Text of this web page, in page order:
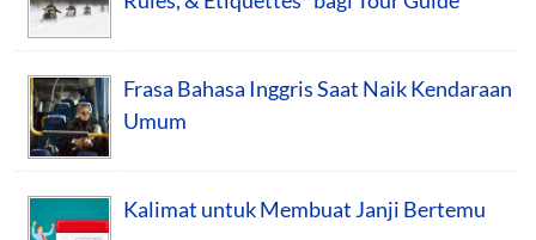
Frasa Bahasa Inggris Saat Naik Kendaraan
Umum
Kalimat untuk Membuat Janji Bertemu